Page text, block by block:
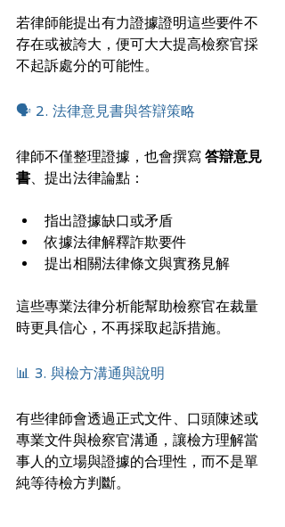
若律師能提出有力證據證明這些要件不
存在或被誇大，便可大大提高檢察官採
不起訴處分的可能性。
🗣 2. 法律意見書與答辯策略
律師不僅整理證據，也會撰寫 答辯意見
書、提出法律論點：
指出證據缺口或矛盾
依據法律解釋詐欺要件
提出相關法律條文與實務見解
這些專業法律分析能幫助檢察官在裁量
時更具信心，不再採取起訴措施。
📊 3. 與檢方溝通與說明
有些律師會透過正式文件、口頭陳述或
專業文件與檢察官溝通，讓檢方理解當
事人的立場與證據的合理性，而不是單
純等待檢方判斷。